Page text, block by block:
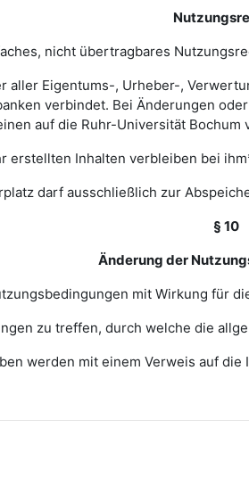
nicht übertragbares
aller Eigentums-, Urheber-,
verbindet. Bei Änderungen
auf die Ruhr-Universität Bochum
erstellten Inhalten verbleiben bei
darf ausschließlich zur
§ 10
Änderung der
mit Wirkung für
zu treffen, durch welche die
werden mit einem Verweis auf